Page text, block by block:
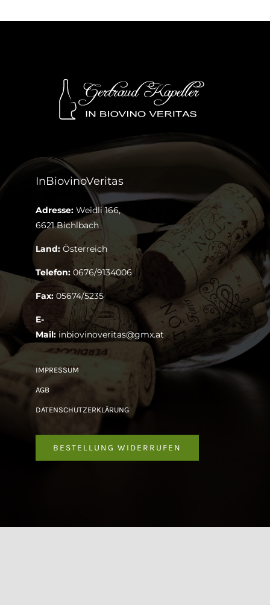
InBiovinoVeritas
Adresse: Weidli 166,
6621 Bichlbach
Land: Österreich
Telefon: 0676/9134006
Fax: 05674/5235
E-
Mail: inbiovinoveritas@gmx.at
IMPRESSUM
AGB
DATENSCHUTZERKLÄRUNG
BESTELLUNG WIDERRUFEN